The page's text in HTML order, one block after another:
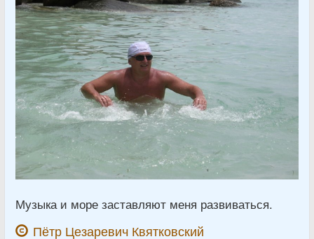
Музыка и море заставляют меня развиваться.
Пётр Цезаревич Квятковский